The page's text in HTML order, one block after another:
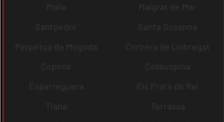
Malla
Malgrat de Mar
Santpedor
Santa Susanna
Perpètua de Mogoda
Corbera de Llobregat
Copons
Collsuspina
Esparreguera
Els Prats de Rei
Tiana
Terrassa